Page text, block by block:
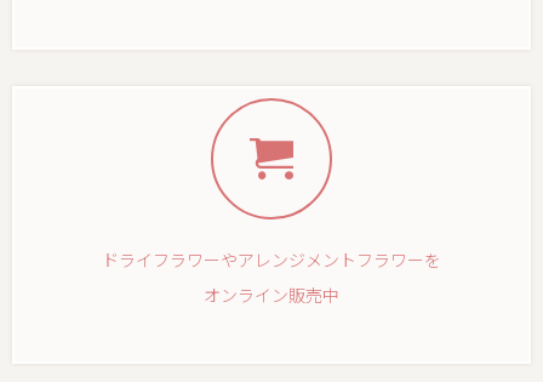
ドライフラワーやアレンジメントフラワーを
オンライン販売中